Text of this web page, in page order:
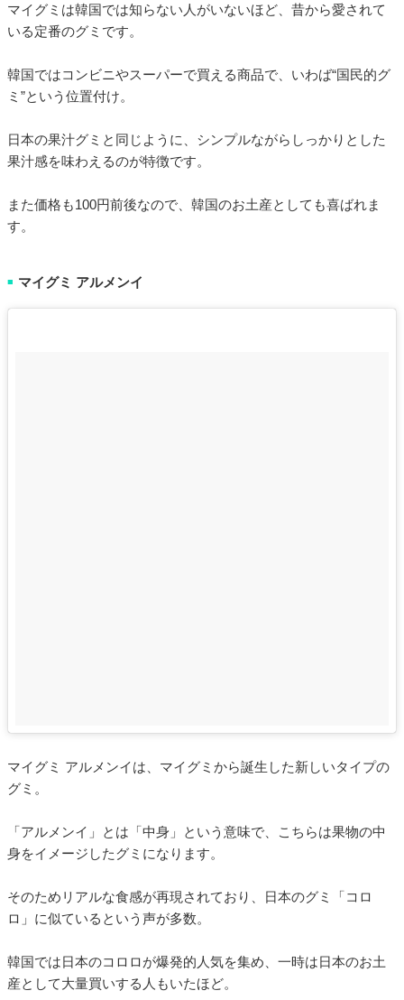
マイグミは韓国では知らない人がいないほど、昔から愛されて
いる定番のグミです。
韓国ではコンビニやスーパーで買える商品で、いわば“国民的グ
ミ”という位置付け。
日本の果汁グミと同じように、シンプルながらしっかりとした
果汁感を味わえるのが特徴です。
また価格も100円前後なので、韓国のお土産としても喜ばれま
す。
■ マイグミ アルメンイ
マイグミ アルメンイは、マイグミから誕生した新しいタイプの
グミ。
「アルメンイ」とは「中身」という意味で、こちらは果物の中
身をイメージしたグミになります。
そのためリアルな食感が再現されており、日本のグミ「コロ
ロ」に似ているという声が多数。
韓国では日本のコロロが爆発的人気を集め、一時は日本のお土
産として大量買いする人もいたほど。